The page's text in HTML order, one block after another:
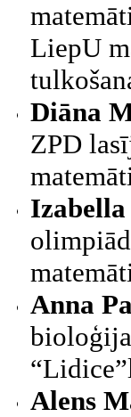
LiepU
Diāna
ZPD
Anna
Alens